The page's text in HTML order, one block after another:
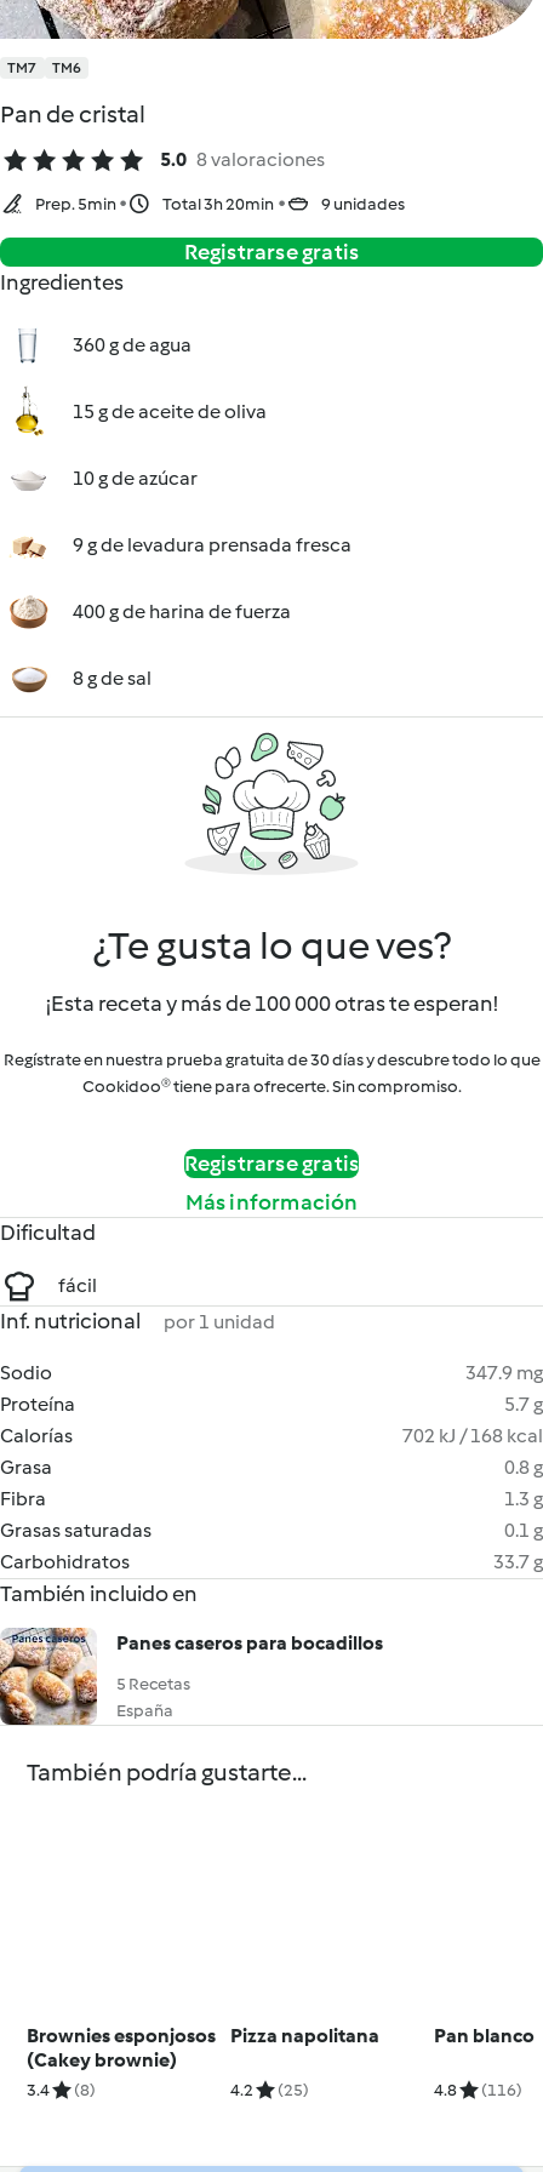
TM7 TM6
Pan de cristal
5.0 8 valoraciones
Prep. 5min Total 3h 20min 9 unidades
Registrarse gratis
Ingredientes
360 g de agua
15 g de aceite de oliva
10 g de azúcar
9 g de levadura prensada fresca
400 g de harina de fuerza
8 g de sal
¿Te gusta lo que ves?
¡Esta receta y más de 100 000 otras te esperan!
Regístrate en nuestra prueba gratuita de 30 días y descubre todo lo que
Cookidoo® tiene para ofrecerte. Sin compromiso.
Registrarse gratis
Más información
Dificultad
fácil
Inf. nutricional por 1 unidad
Sodio
347.9 mg
Proteína
5.7 g
Calorías
702 kJ / 168 kcal
Grasa
0.8 g
Fibra
1.3 g
Grasas saturadas
0.1 g
Carbohidratos
33.7 g
También incluido en
Panes caseros para bocadillos
5 Recetas
España
También podría gustarte...
Brownies esponjosos
(Cakey brownie)
3.4 (8)
Pizza napolitana
4.2 (25)
Pan blanco
4.8 (116)